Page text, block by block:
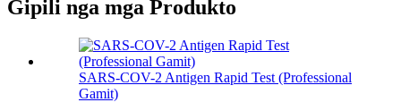
Gipili nga mga Produkto
SARS-COV-2 Antigen Rapid Test (Professional
Gamit)